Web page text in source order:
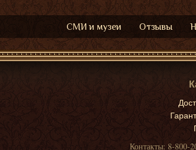
СМИ и музеи Отзывы
Контакты: 8-800-